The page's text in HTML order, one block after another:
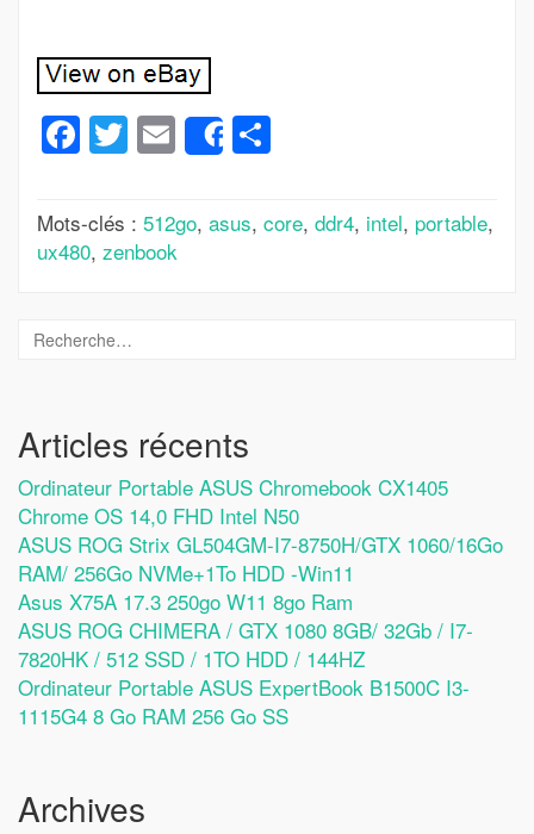
Facebook
Twitter
Email
Share
Mots-clés : 512go, asus, core, ddr4, intel, portable,
ux480, zenbook
Articles récents
Ordinateur Portable ASUS Chromebook CX1405
Chrome OS 14,0 FHD Intel N50
ASUS ROG Strix GL504GM-I7-8750H/GTX 1060/16Go
RAM/ 256Go NVMe+1To HDD -Win11
Asus X75A 17.3 250go W11 8go Ram
ASUS ROG CHIMERA / GTX 1080 8GB/ 32Gb / I7-
7820HK / 512 SSD / 1TO HDD / 144HZ
Ordinateur Portable ASUS ExpertBook B1500C I3-
1115G4 8 Go RAM 256 Go SS
Archives